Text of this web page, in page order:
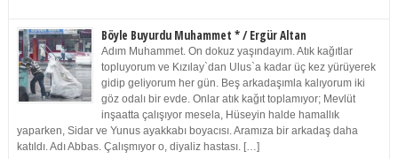
Böyle Buyurdu Muhammet * / Ergür Altan
Adım Muhammet. On dokuz yaşındayım. Atık kağıtlar
topluyorum ve Kızılay`dan Ulus`a kadar üç kez yürüyerek
gidip geliyorum her gün. Beş arkadaşımla kalıyorum iki
göz odalı bir evde. Onlar atık kağıt toplamıyor; Mevlüt
inşaatta çalışıyor mesela, Hüseyin halde hamallık
yaparken, Sidar ve Yunus ayakkabı boyacısı. Aramıza bir arkadaş daha
katıldı. Adı Abbas. Çalışmıyor o, diyaliz hastası. […]